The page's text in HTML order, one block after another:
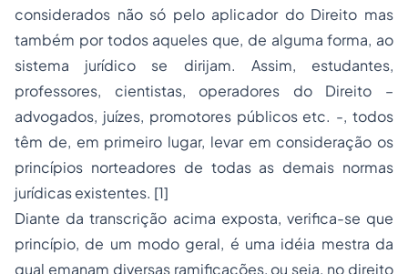
considerados não só pelo aplicador do Direito mas
também por todos aqueles que, de alguma forma, ao
sistema jurídico se dirijam. Assim, estudantes,
professores, cientistas, operadores do Direito –
advogados, juízes, promotores públicos etc. -, todos
têm de, em primeiro lugar, levar em consideração os
princípios norteadores de todas as demais normas
jurídicas existentes. [1]
Diante da transcrição acima exposta, verifica-se que
princípio, de um modo geral, é uma idéia mestra da
qual emanam diversas ramificações, ou seja, no direito